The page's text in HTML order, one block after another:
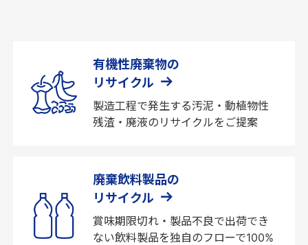
有機性廃棄物の
リサイクル
製造工程で発生する汚泥・動植物性
残渣・廃液のリサイクルをご提案
廃棄飲料製品の
リサイクル
賞味期限切れ・製品不良で出荷でき
ない飲料製品を独自のフローで100%